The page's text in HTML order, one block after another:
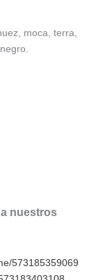
moca, terra,
nuestros
573185359069